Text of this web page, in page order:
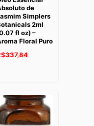
de
Simplers
2ml
fl oz) –
Floral Puro
R$393,49.
337,84O
R$337,84.